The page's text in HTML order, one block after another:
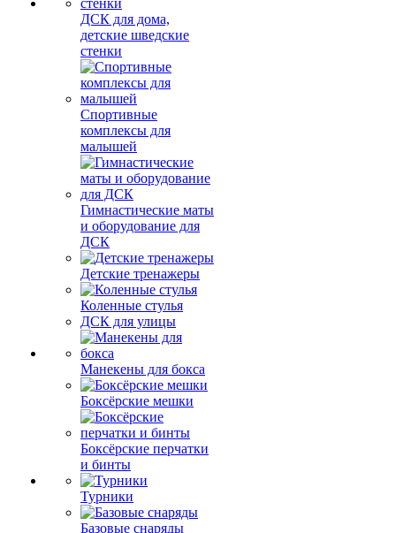
ДСК для дома,
детские шведские
стенки
Спортивные
комплексы для
малышей
Гимнастические маты
и оборудование для
ДСК
Детские тренажеры
Коленные стулья
ДСК для улицы
Манекены для бокса
Боксёрские мешки
Боксёрские перчатки
и бинты
Турники
Базовые снаряды